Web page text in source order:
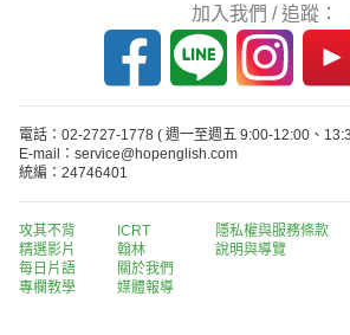
加入我們 / 追蹤：
電話：02-2727-1778 ( 週一至週五 9:00-12:00、
E-mail：service@hopenglish.com
統編：24746401
攻其不背
精選影片
每日片語
專欄教學
ICRT
翰林
關於我們
媒體報導
隱私權與服務條款
說明與導覽